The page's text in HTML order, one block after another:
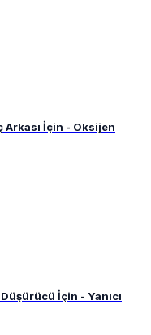
Arkası İçin - Oksijen
İçin - Yanıcı